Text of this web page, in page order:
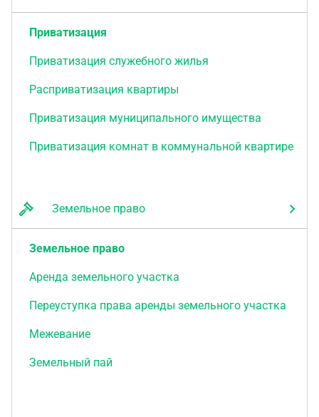
Приватизация
Приватизация служебного жилья
Расприватизация квартиры
Приватизация муниципального имущества
Приватизация комнат в коммунальной квартире
Земельное право
Земельное право
Аренда земельного участка
Переуступка права аренды земельного участка
Межевание
Земельный пай